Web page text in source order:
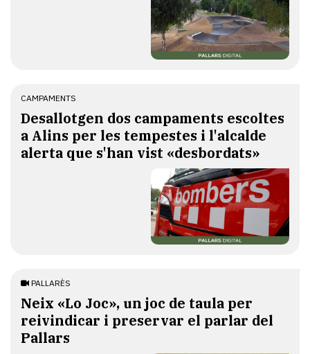
CAMPAMENTS
​Desallotgen dos campaments escoltes
a Alins per les tempestes i l'alcalde
alerta que s'han vist «desbordats»
PALLARÈS
​Neix «Lo Joc», un joc de taula per
reivindicar i preservar el parlar del
Pallars